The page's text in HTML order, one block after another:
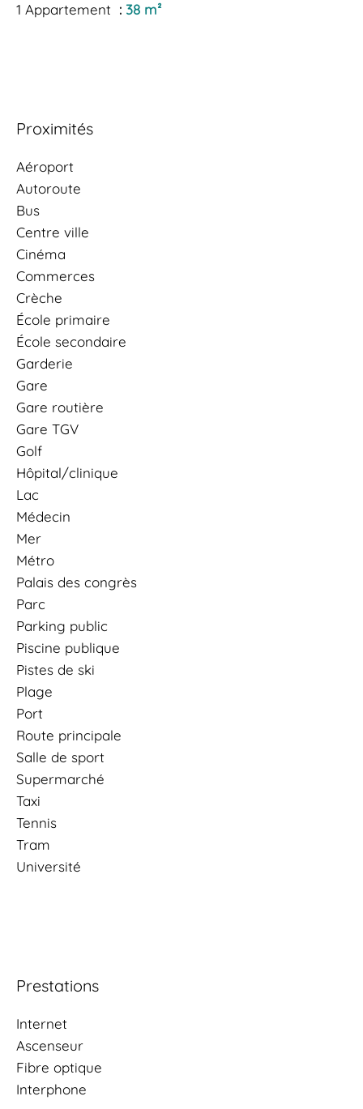
1 Appartement 38 m²
Proximités
Aéroport
Autoroute
Bus
Centre ville
Cinéma
Commerces
Crèche
École primaire
École secondaire
Garderie
Gare
Gare routière
Gare TGV
Golf
Hôpital/clinique
Lac
Médecin
Mer
Métro
Palais des congrès
Parc
Parking public
Piscine publique
Pistes de ski
Plage
Port
Route principale
Salle de sport
Supermarché
Taxi
Tennis
Tram
Université
Prestations
Internet
Ascenseur
Fibre optique
Interphone